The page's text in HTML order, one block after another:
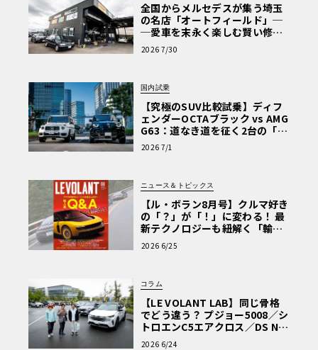
全国からメルセデスが集う埼玉
の名店「オートフィールド」─
─愛車を末永く楽しむ賢い修理
術と、プロがフックス製オイル
を選ぶ理由〈PR〉
2026 7/30
国内試乗
【究極のSUV比較試乗】ディフ
ェンダーOCTAブラック vs AMG
G63：道なき道を征く2台の「対
極的アプローチ」
2026 7/1
ニュース＆トピックス
【ル・ボラン8月号】クルマ好き
の「？」が「！」に変わる！ 最
新テクノロジーも紐解く「輸入
車Q&A」
2026 6/25
コラム
【LE VOLANT LAB】同じ骨格
でどう違う？ プジョー5008／シ
トロエンC5エアクロス／DS Nº4
読者一気乗りレポート
2026 6/24